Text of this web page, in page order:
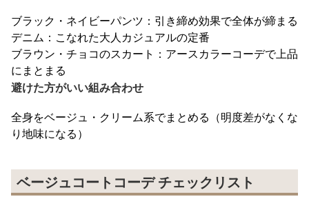
ブラック・ネイビーパンツ：引き締め効果で全体が締まる
デニム：こなれた大人カジュアルの定番
ブラウン・チョコのスカート：アースカラーコーデで上品
にまとまる
避けた方がいい組み合わせ
全身をベージュ・クリーム系でまとめる（明度差がなくな
り地味になる）
ベージュコートコーデ チェックリスト